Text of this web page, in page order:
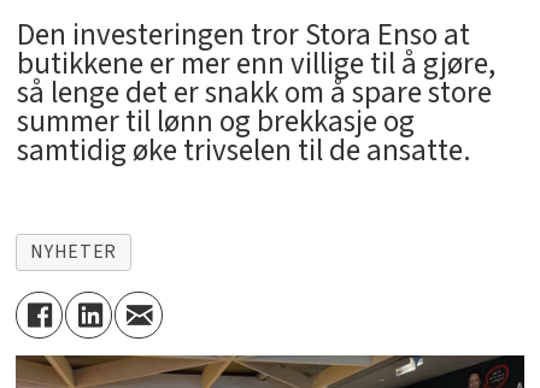
Den investeringen tror Stora Enso at
butikkene er mer enn villige til å gjøre,
så lenge det er snakk om å spare store
summer til lønn og brekkasje og
samtidig øke trivselen til de ansatte.
NYHETER